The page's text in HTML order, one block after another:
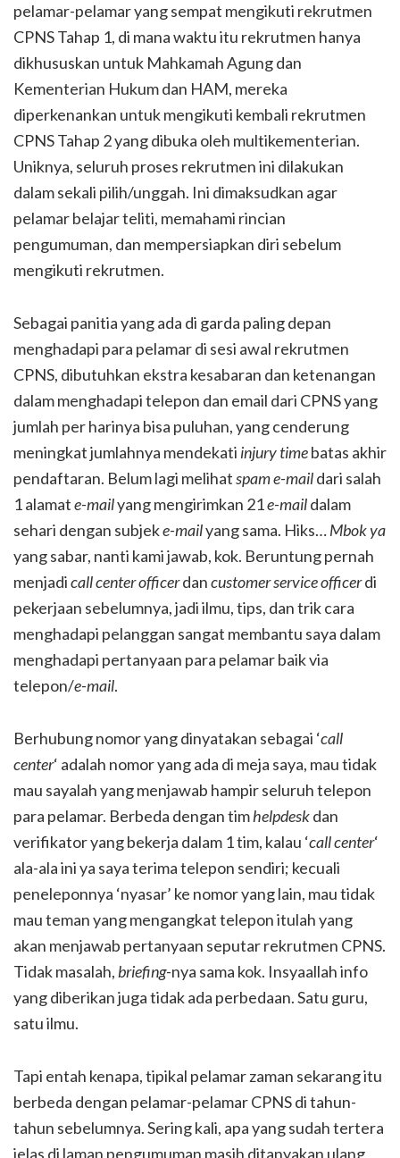
pelamar-pelamar yang sempat mengikuti rekrutmen
CPNS Tahap 1, di mana waktu itu rekrutmen hanya
dikhususkan untuk Mahkamah Agung dan
Kementerian Hukum dan HAM, mereka
diperkenankan untuk mengikuti kembali rekrutmen
CPNS Tahap 2 yang dibuka oleh multikementerian.
Uniknya, seluruh proses rekrutmen ini dilakukan
dalam sekali pilih/unggah. Ini dimaksudkan agar
pelamar belajar teliti, memahami rincian
pengumuman, dan mempersiapkan diri sebelum
mengikuti rekrutmen.
Sebagai panitia yang ada di garda paling depan
menghadapi para pelamar di sesi awal rekrutmen
CPNS, dibutuhkan ekstra kesabaran dan ketenangan
dalam menghadapi telepon dan email dari CPNS yang
jumlah per harinya bisa puluhan, yang cenderung
meningkat jumlahnya mendekati injurytimebatas akhir
pendaftaran. Belum lagi melihatspam e-maildari salah
1 alamate-mailyang mengirimkan 21e-maildalam
sehari dengan subjeke-mailyang sama. Hiks…Mbokya
yang sabar, nanti kami jawab, kok. Beruntung pernah
menjadicall centerofficerdancustomer serviceofficerdi
pekerjaan sebelumnya, jadi ilmu, tips, dan trik cara
menghadapi pelanggan sangat membantu saya dalam
menghadapi pertanyaan para pelamar baik via
telepon/e-mail.
Berhubung nomor yang dinyatakan sebagai ‘call
center‘ adalah nomor yang ada di meja saya, mau tidak
mau sayalah yang menjawab hampir seluruh telepon
para pelamar. Berbeda dengan timhelpdeskdan
verifikator yang bekerja dalam 1 tim, kalau ‘call center‘
ala-ala ini ya saya terima telepon sendiri; kecuali
peneleponnya ‘nyasar’ ke nomor yang lain, mau tidak
mau teman yang mengangkat telepon itulah yang
akan menjawab pertanyaan seputar rekrutmen CPNS.
Tidak masalah, briefing-nya sama kok. Insyaallah info
yang diberikan juga tidak ada perbedaan. Satu guru,
satu ilmu.
Tapi entah kenapa, tipikal pelamar zaman sekarang itu
berbeda dengan pelamar-pelamar CPNS di tahun-
tahun sebelumnya. Sering kali, apa yang sudah tertera
jelas di laman pengumuman masih ditanyakan ulang